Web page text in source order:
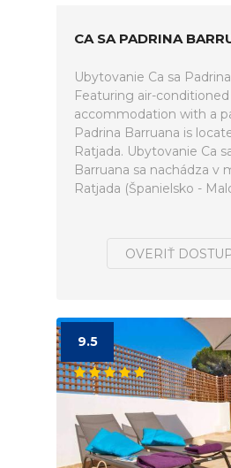
CA SA PADRINA
Ubytovanie Ca sa
Featuring air-conditioned
accommodation with a
Padrina Barruana is
Ratjada. Ubytovanie Ca
Barruana sa nachádza v
Ratjada (Španielsko -
OVERIŤ
9.5